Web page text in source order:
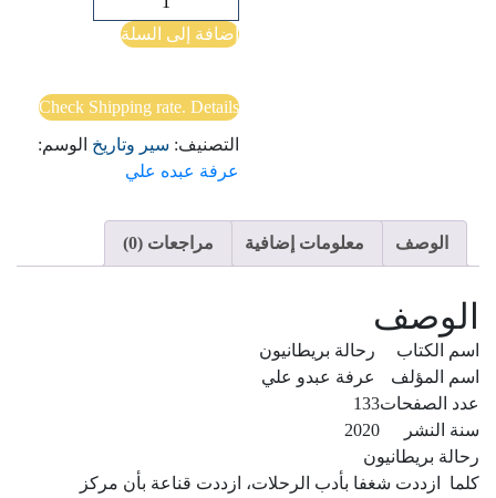
رحالة
بريطانيون
إضافة إلى السلة
Check Shipping rate. Details
التصنيف: سير وتاريخ الوسم:
عرفة عبده علي
الوصف معلومات إضافية مراجعات (0)
الوصف
اسم الكتاب
رحالة بريطانيون
اسم المؤلف
عرفة عبدو علي
عدد الصفحات133
سنة النشر
2020
رحالة بريطانيون
كلما ازددت شغفا بأدب الرحلات، ازددت قناعة بأن مركز